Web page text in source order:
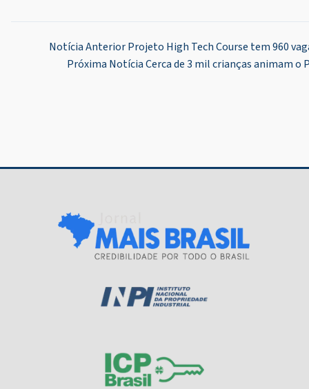
Navegação
Notícia AnteriorProjeto High Tech Course tem 960
Próxima NotíciaCerca de 3 mil crianças animam o